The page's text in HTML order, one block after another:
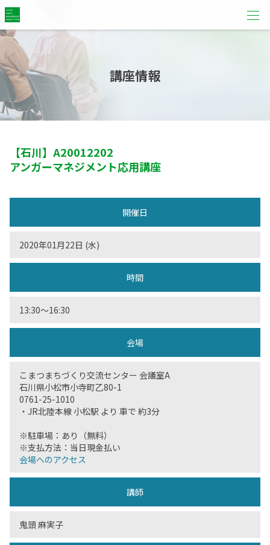
講座情報
【石川】 A20012202
アンガーマネジメント応用講座
開催日
2020年01月22日 (水)
時間
13:30〜16:30
会場
こまつまちづくり交流センター 会議室A
石川県小松市小寺町乙80-1
0761-25-1010
・JR北陸本線 小松駅 より 車で 約3分
※駐車場：あり（無料）
※支払方法：当日現金払い
会場へのアクセス
講師
鬼頭 麻実子